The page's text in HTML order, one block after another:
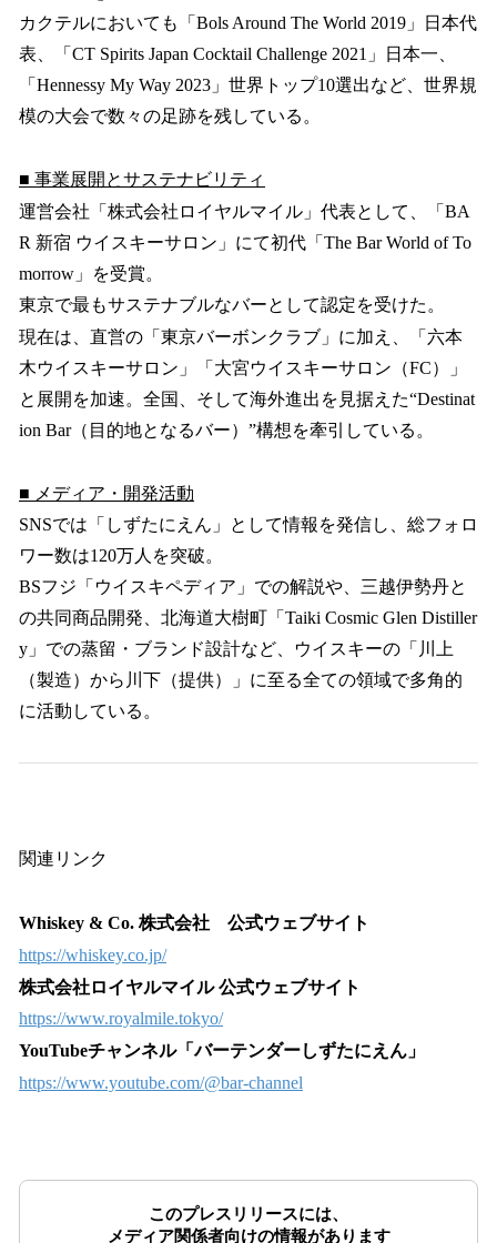
カクテルにおいても「Bols Around The World 2019」日本代
表、「CT Spirits Japan Cocktail Challenge 2021」日本一、
「Hennessy My Way 2023」世界トップ10選出など、世界規
模の大会で数々の足跡を残している。
■ 事業展開とサステナビリティ
運営会社「株式会社ロイヤルマイル」代表として、「BA
R 新宿 ウイスキーサロン」にて初代「The Bar World of To
morrow」を受賞。
東京で最もサステナブルなバーとして認定を受けた。
現在は、直営の「東京バーボンクラブ」に加え、「六本
木ウイスキーサロン」「大宮ウイスキーサロン（FC）」
と展開を加速。全国、そして海外進出を見据えた“Destinat
ion Bar（目的地となるバー）”構想を牽引している。
■ メディア・開発活動
SNSでは「しずたにえん」として情報を発信し、総フォロ
ワー数は120万人を突破。
BSフジ「ウイスキペディア」での解説や、三越伊勢丹と
の共同商品開発、北海道大樹町「Taiki Cosmic Glen Distiller
y」での蒸留・ブランド設計など、ウイスキーの「川上
（製造）から川下（提供）」に至る全ての領域で多角的
に活動している。
関連リンク
Whiskey & Co. 株式会社 公式ウェブサイト
https://whiskey.co.jp/
株式会社ロイヤルマイル 公式ウェブサイト
https://www.royalmile.tokyo/
YouTubeチャンネル「バーテンダーしずたにえん」
https://www.youtube.com/@bar-channel
このプレスリリースには、
メディア関係者向けの情報があります